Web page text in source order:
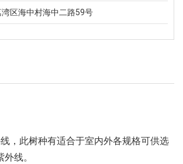
湾区海中村海中二路59号
，此树种有适合于室内外各规格可供选
线。